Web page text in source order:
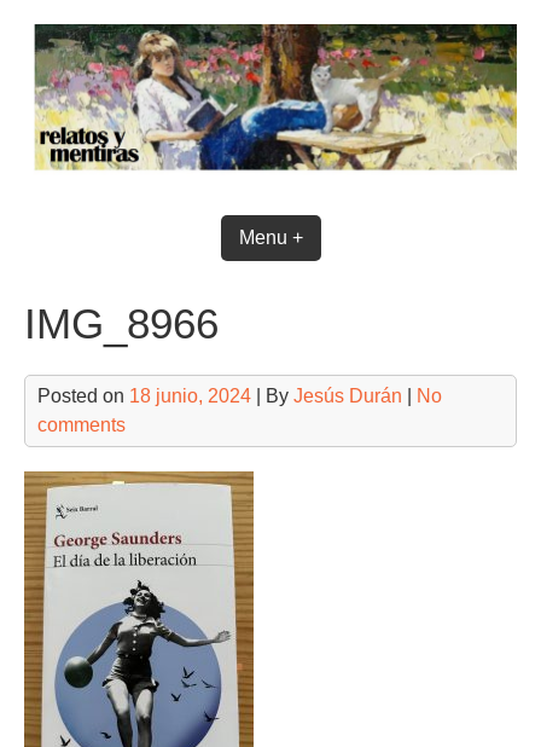
content
Menu +
IMG_8966
Posted on 18 junio, 2024 | By Jesús Durán
No
comments